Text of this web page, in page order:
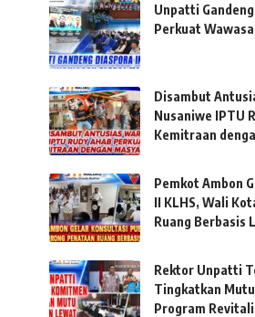
Unpatti
Perkuat
Disambut
Nusaniwe IPTU
Kemitraan
Pemkot Ambon
II KLHS, Wali
Ruang Berbasis
Rektor Unpatti
Tingkatkan
Program